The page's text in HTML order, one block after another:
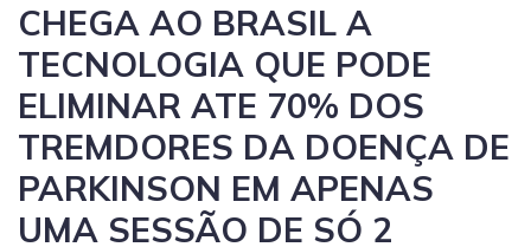
CHEGA AO BRASIL A
TECNOLOGIA QUE PODE
ELIMINAR ATE 70% DOS
TREMDORES DA DOENÇA DE
PARKINSON EM APENAS
UMA SESSÃO DE SÓ 2